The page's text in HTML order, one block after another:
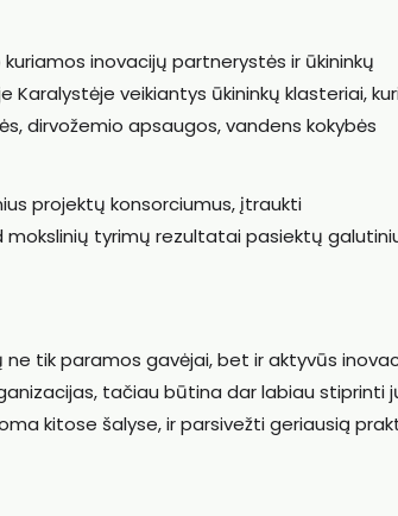
inovacijų partnerystės ir ūkininkų
veikiantys ūkininkų klasteriai,
dirvožemio apsaugos, vandens kokybės
projektų konsorciumus, įtraukti
mokslinių tyrimų rezultatai pasiektų
ne tik paramos gavėjai, bet ir aktyvūs
tačiau būtina dar labiau stiprinti
kitose šalyse, ir parsivežti geriausią